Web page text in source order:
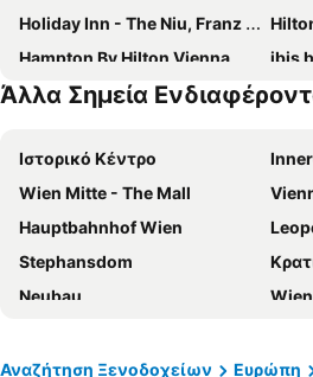
Holiday Inn - The Niu, Franz Vienna By Ihg
Hampton By Hilton Vienna City West
ibis
a&o Wien Hauptbahnhof
Doubletree by Hilton Vienna Schonbrunn
ibis budget Wien Messe
Hotel Post Wien
Hotel
Austria Trend Schloss Wilhelminenberg Wien
The Social Hub Vienna
Melia Vienna
ibis
Άλλα Σημεία
Ιστορικό Κέντρο
Wien Mitte - The Mall
Hauptbahnhof Wien
Stephansdom
Neubau
Landstraße
Linz
Αναζήτηση Ξενοδοχείων Ευρώπη